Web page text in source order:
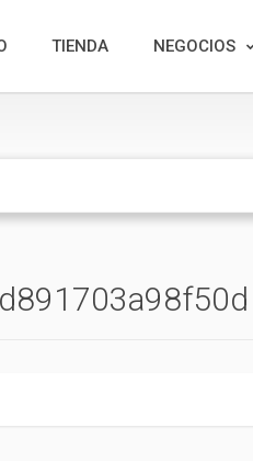
TIENDA NEGOCIOS